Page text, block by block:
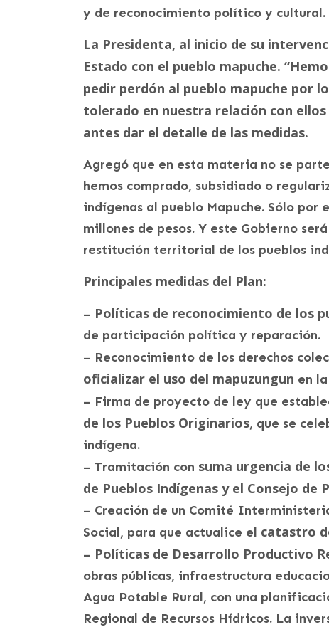
y de reconocimiento político y cultural.
La Presidenta, al inicio de su
Estado con el pueblo mapuche.
pedir perdón al pueblo mapuche por
tolerado en nuestra relación con
antes dar el detalle de las medidas.
Agregó que en esta materia no se
hemos comprado, subsidiado o
indígenas al pueblo Mapuche. Sólo
millones de pesos. Y este Gobierno
restitución territorial de los pueblos
Principales medidas del Plan:
– Políticas de reconocimiento de los
de participación política y reparación.
– Reconocimiento de los derechos
oficializar el uso del mapuzungun en
– Firma de proyecto de ley que
de los Pueblos Originarios, que se
indígena.
– Tramitación con suma urgencia de
de Pueblos Indígenas y el Consejo de
– Creación de un Comité
Social, para que actualice el catastro
– Políticas de Desarrollo Productivo
obras públicas, infraestructura
Agua Potable Rural, con una
Regional de Recursos Hídricos. La